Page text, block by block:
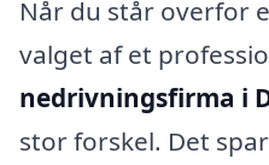
Når du står overfor
valget af et
nedrivningsfirma i
stor forskel. Det